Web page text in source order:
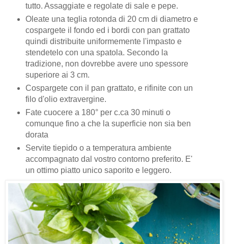
tutto. Assaggiate e regolate di sale e pepe.
Oleate una teglia rotonda di 20 cm di diametro e
cospargete il fondo ed i bordi con pan grattato
quindi distribuite uniformemente l'impasto e
stendetelo con una spatola. Secondo la
tradizione, non dovrebbe avere uno spessore
superiore ai 3 cm.
Cospargete con il pan grattato, e rifinite con un
filo d'olio extravergine.
Fate cuocere a 180° per c.ca 30 minuti o
comunque fino a che la superficie non sia ben
dorata
Servite tiepido o a temperatura ambiente
accompagnato dal vostro contorno preferito. E'
un ottimo piatto unico saporito e leggero.